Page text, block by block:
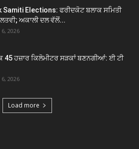
Samiti Elections: ਫਰੀਦਕੋਟ ਬਲਾਕ ਸਮਿਤੀ
ਅਕਾਲੀ ਦਲ ਵੱਲੋਂ...
2026
45 ਹਜ਼ਾਰ ਕਿਲੋਮੀਟਰ ਸੜਕਾਂ ਬਣਨਗੀਆਂ: ਈ ਟੀ
2026
Load more